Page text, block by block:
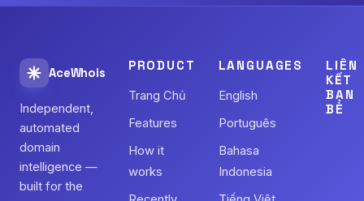
AceWhois
Independent,
automated
domain
intelligence —
built for the
PRODUCT
Trang Chủ
Features
How it
works
LANGUAGES
English
Português
Bahasa
Indonesia
LIÊN
KẾT
BẠN
BÈ